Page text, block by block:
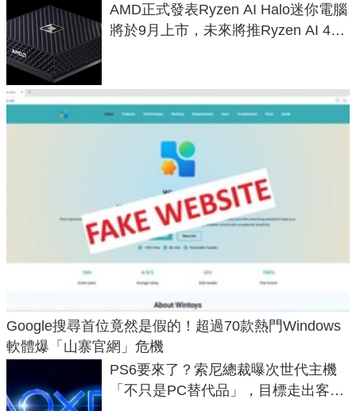
AMD正式發表Ryzen AI Halo迷你電腦
將於9月上市，未來將推Ryzen AI 400
Google搜尋首位竟然是假的！超過70款熱門Windows
軟體爆「山寨官網」危機
PS6要來了？索尼總裁曝次世代主機
「不只是PC替代品」，目標走出客